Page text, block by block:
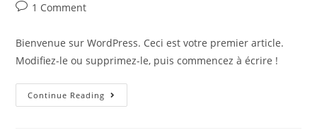
1 Comment
Bienvenue sur WordPress. Ceci est votre premier article.
Modifiez-le ou supprimez-le, puis commencez à écrire !
Continue Reading